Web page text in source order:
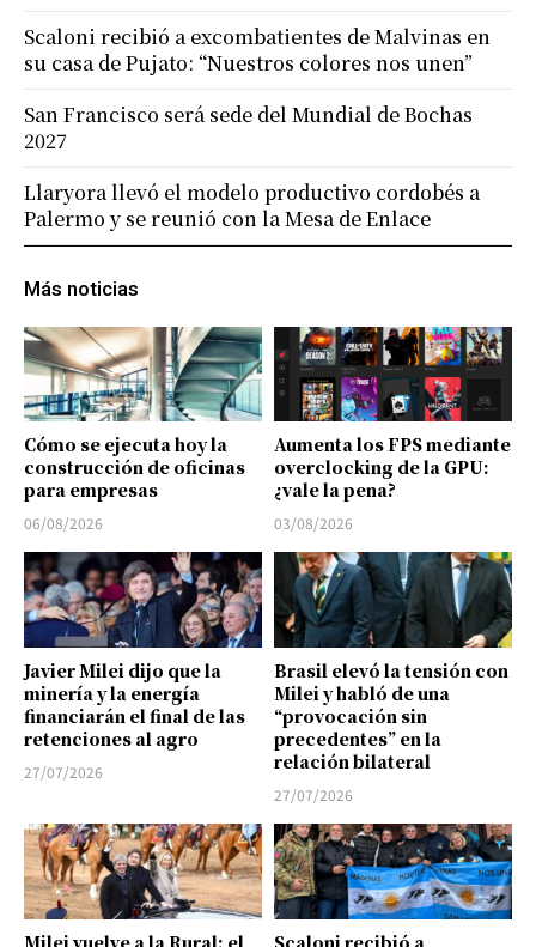
Más noticias
Cómo se ejecuta hoy la
construcción de oficinas
para empresas
06/08/2026
Aumenta los FPS mediante
overclocking de la GPU:
¿vale la pena?
03/08/2026
Javier Milei dijo que la
minería y la energía
financiarán el final de las
retenciones al agro
27/07/2026
Brasil elevó la tensión con
Milei y habló de una
“provocación sin
precedentes” en la
relación bilateral
27/07/2026
Milei vuelve a la Rural: el Scaloni recibió a
Scaloni recibió a excombatientes de Malvinas en
su casa de Pujato: “Nuestros colores nos unen”
San Francisco será sede del Mundial de Bochas
2027
Llaryora llevó el modelo productivo cordobés a
Palermo y se reunió con la Mesa de Enlace